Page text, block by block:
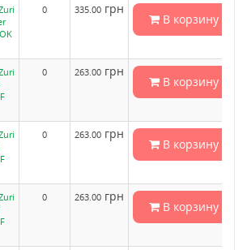
0 335.00 грн
В корзину
0 263.00 грн
В корзину
0 263.00 грн
В корзину
0 263.00 грн
В корзину